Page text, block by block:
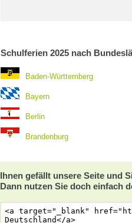
Schulferien 2025 nach
Baden-Württemberg
Bayern
Berlin
Brandenburg
Ihnen gefällt unsere Seite und
Dann nutzen Sie doch einfach